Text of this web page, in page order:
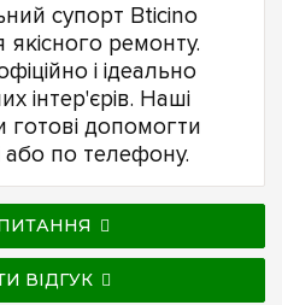
супорт Bticino
ремонту.
і ідеально
інтер'єрів. Наші
готові допомогти
по телефону.
ВІДГУК